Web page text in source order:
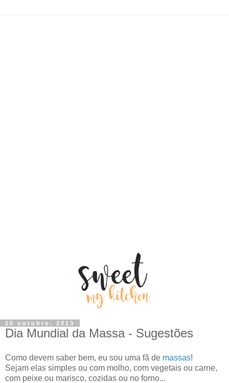
25 outubro, 2013
Dia Mundial da Massa - Sugestões
Como devem saber bem, eu sou uma fã de massas!
Sejam elas simples ou com molho, com vegetais ou carne,
com peixe ou marisco, cozidas ou no forno...